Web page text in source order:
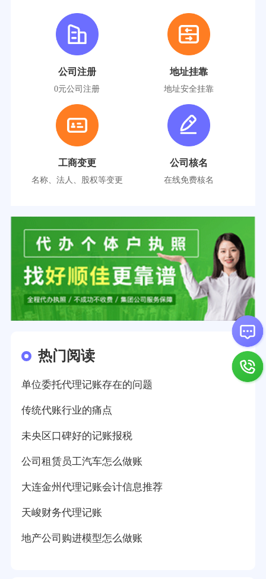
公司注册
0元公司注册
地址挂靠
地址安全挂靠
工商变更
名称、法人、股权等变更
公司核名
在线免费核名
热门阅读
单位委托代理记账存在的问题
传统代账行业的痛点
未央区口碑好的记账报税
公司租赁员工汽车怎么做账
大连金州代理记账会计信息推荐
天峻财务代理记账
地产公司购进模型怎么做账